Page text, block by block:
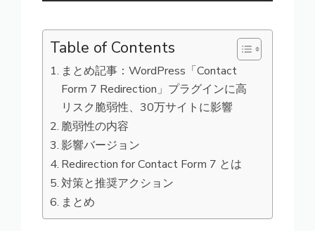
Table of Contents
まとめ記事：WordPress「Contact
Form 7 Redirection」プラグインに高
リスク脆弱性、30万サイトに影響
脆弱性の内容
影響バージョン
Redirection for Contact Form 7 とは
対策と推奨アクション
まとめ